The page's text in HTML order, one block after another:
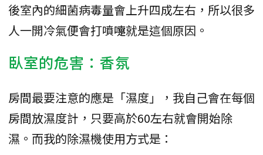
後室內的細菌病毒量會上升四成左右，所以很多
人一開冷氣便會打噴嚏就是這個原因。
臥室的危害：香氛
房間最要注意的應是「濕度」，我自己會在每個
房間放濕度計，只要高於60左右就會開始除
濕。而我的除濕機使用方式是：